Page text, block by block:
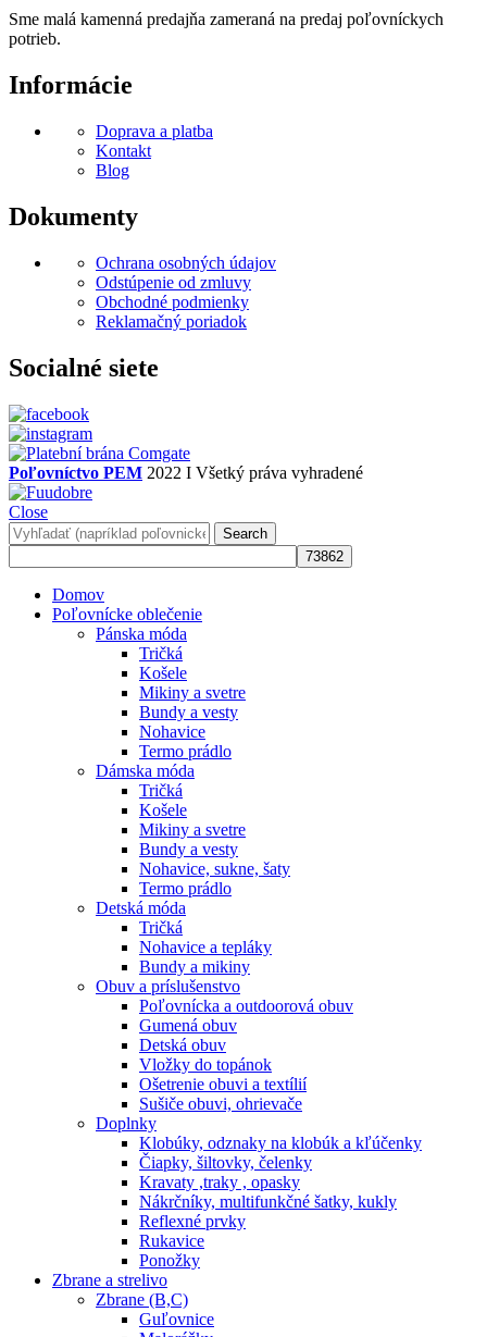
Sme malá kamenná predajňa zameraná na predaj poľovníckych
potrieb.
Informácie
Doprava a platba
Kontakt
Blog
Dokumenty
Ochrana osobných údajov
Odstúpenie od zmluvy
Obchodné podmienky
Reklamačný poriadok
Socialné siete
Poľovníctvo PEM 2022 I Všetký práva vyhradené
Close
Search
Domov
Poľovnícke oblečenie
Pánska móda
Tričká
Košele
Mikiny a svetre
Bundy a vesty
Nohavice
Termo prádlo
Dámska móda
Tričká
Košele
Mikiny a svetre
Bundy a vesty
Nohavice, sukne, šaty
Termo prádlo
Detská móda
Tričká
Nohavice a tepláky
Bundy a mikiny
Obuv a príslušenstvo
Poľovnícka a outdoorová obuv
Gumená obuv
Detská obuv
Vložky do topánok
Ošetrenie obuvi a textílií
Sušiče obuvi, ohrievače
Doplnky
Klobúky, odznaky na klobúk a kľúčenky
Čiapky, šiltovky, čelenky
Kravaty ,traky , opasky
Nákrčníky, multifunkčné šatky, kukly
Reflexné prvky
Rukavice
Ponožky
Zbrane a strelivo
Zbrane (B,C)
Guľovnice